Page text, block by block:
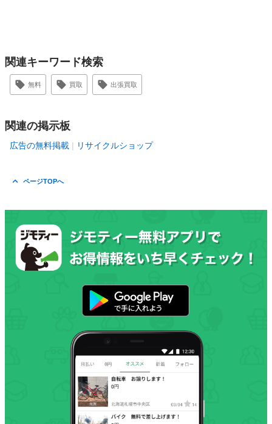
関連キーワード検索
無料 買取 出張買取
関連の掲示板
広告の無料掲載 リサイクルショップ
ページTOPへ